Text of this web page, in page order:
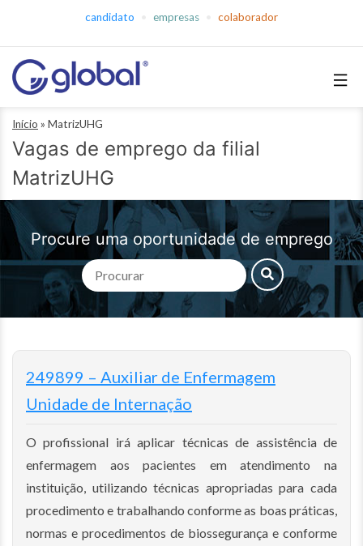
conteúdo
candidato empresas colaborador
Global
Empregos
Início » MatrizUHG
Vagas de emprego da filial
MatrizUHG
Procure uma oportunidade de emprego
249899 – Auxiliar de Enfermagem
Unidade de Internação
O profissional irá aplicar técnicas de assistência de
enfermagem aos pacientes em atendimento na
instituição, utilizando técnicas apropriadas para cada
procedimento e trabalhando conforme as boas práticas,
normas e procedimentos de biossegurança e conforme